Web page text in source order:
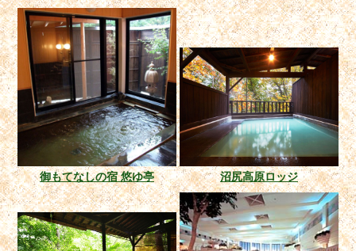
御もてなしの宿 悠ゆ亭 沼尻高原ロッジ